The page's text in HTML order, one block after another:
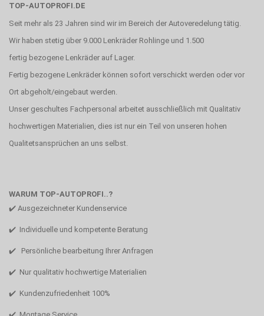
TOP-AUTOPROFI.DE
Seit mehr als 23 Jahren sind wir im Bereich der Autoveredelung tätig.
Wir haben stetig über 9.000 Lenkräder Rohlinge und 1.500
fertig bezogene Lenkräder auf Lager.
Fertig bezogene Lenkräder können sofort verschickt werden oder vor
Ort abgeholt/eingebaut werden.
Unser geschultes Fachpersonal arbeitet ausschließlich mit Qualitativ
hochwertigen Materialien, dies ist nur ein Teil von unseren hohen
Qualitetsansprüchen an uns selbst.
WARUM TOP-AUTOPROFI..?
✔️ Ausgezeichneter Kundenservice
✔️ Individuelle und kompetente Beratung
✔️ Persönliche bearbeitung Ihrer Anfragen
✔️ Nur qualitativ hochwertige Materialien
✔️ Kundenzufriedenheit 100%